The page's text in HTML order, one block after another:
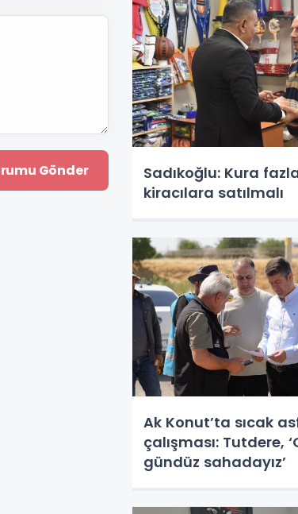
Sadıkoğlu: Kura
kiracılara satılmalı
Ak Konut’ta sıcak
çalışması: Tutdere,
gündüz sahadayız’